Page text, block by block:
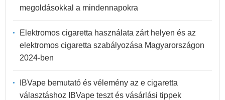
megoldásokkal a mindennapokra
Elektromos cigaretta használata zárt helyen és az
elektromos cigaretta szabályozása Magyarországon
2024-ben
IBVape bemutató és vélemény az e cigaretta
választáshoz IBVape teszt és vásárlási tippek